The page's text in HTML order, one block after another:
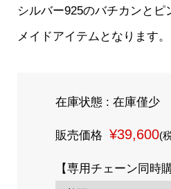
シルバー925のバチカンとピ
メイドアイテムとなります。
在庫状態 : 在庫僅少
販売価格 ¥39,600(
【専用チェーン同時